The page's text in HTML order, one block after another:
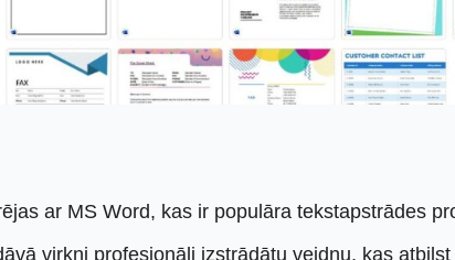
ar MS Word, kas ir populāra tekstapstrādes
virkni profesionāli izstrādātu veidņu, kas